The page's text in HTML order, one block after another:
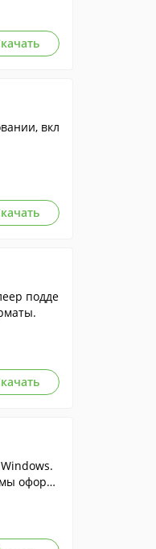
вкл
подде
оформ